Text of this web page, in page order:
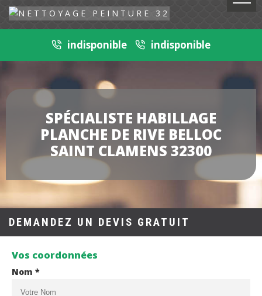
indisponible indisponible
SPÉCIALISTE HABILLAGE
PLANCHE DE RIVE BELLOC
SAINT CLAMENS 32300
DEMANDEZ UN DEVIS GRATUIT
Vos coordonnées
Nom *